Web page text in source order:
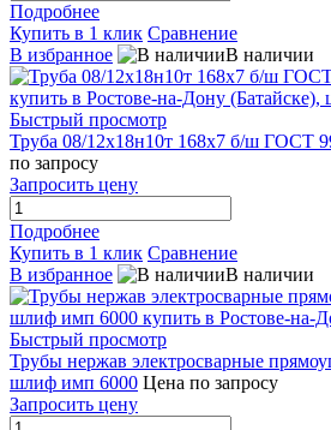
Подробнее
Купить в 1 клик Сравнение
В избранное
В наличии
Быстрый просмотр
Труба 08/12х18н10т 168х7 б/ш ГОСТ
по запросу
Запросить цену
Подробнее
Купить в 1 клик Сравнение
В избранное
В наличии
Быстрый просмотр
Трубы нержав электросварные
шлиф имп 6000 Цена по запросу
Запросить цену